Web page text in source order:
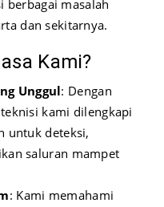
berbagai masalah
dan sekitarnya.
Kami?
Unggul: Dengan
kami dilengkapi
untuk deteksi,
saluran mampet
: Kami memahami